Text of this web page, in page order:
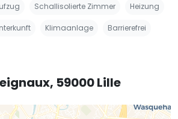
Schallisolierte Zimmer Heizung
Klimaanlage Barrierefrei
59000 Lille